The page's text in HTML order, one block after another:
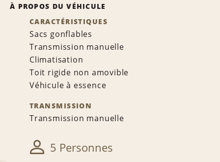
À PROPOS DU VÉHICULE
CARACTÉRISTIQUES
Sacs gonflables
Transmission manuelle
Climatisation
Toit rigide non amovible
Véhicule à essence
TRANSMISSION
Transmission manuelle
5 Personnes